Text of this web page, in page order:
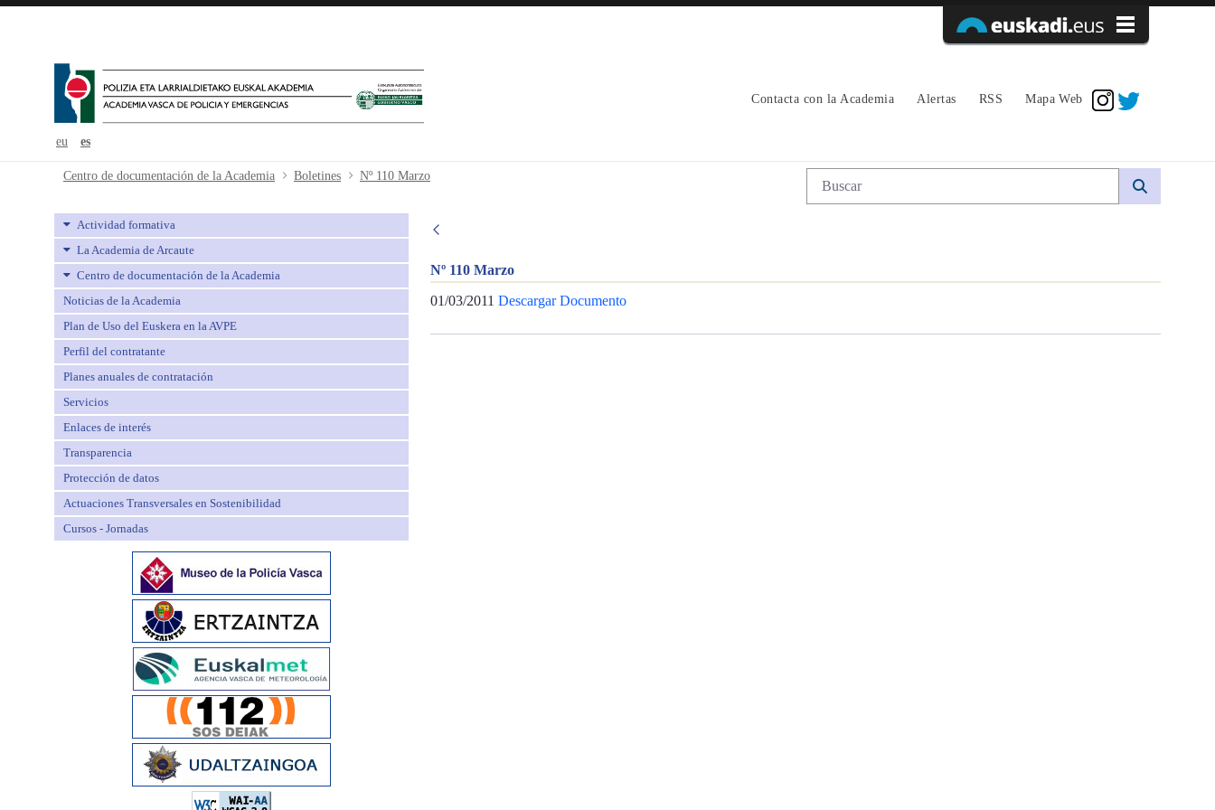
eu es
Contacta con la Academia Alertas RSS Mapa Web
Nº 110 Marzo - avpe
Centro de documentación de la Academia Boletines Nº 110 Marzo Búsqueda web
Actividad formativa
La Academia de Arcaute
Centro de documentación de la Academia
Noticias de la Academia
Plan de Uso del Euskera en la AVPE
Perfil del contratante
Planes anuales de contratación
Servicios
Enlaces de interés
Transparencia
Protección de datos
Actuaciones Transversales en Sostenibilidad
Cursos - Jornadas
Nº 110 Marzo
01/03/2011 Descargar Documento